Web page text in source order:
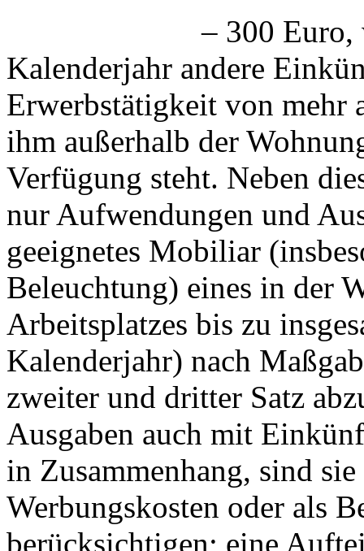
– 300 Euro, wenn
Kalenderjahr andere
Erwerbstätigkeit von mehr
ihm außerhalb der
Verfügung steht. Neben
nur Aufwendungen und
geeignetes Mobiliar
Beleuchtung) eines in der
Arbeitsplatzes bis zu
Kalenderjahr) nach
zweiter und dritter Satz
Ausgaben auch mit
in Zusammenhang, sind
Werbungskosten oder als
berücksichtigen; eine